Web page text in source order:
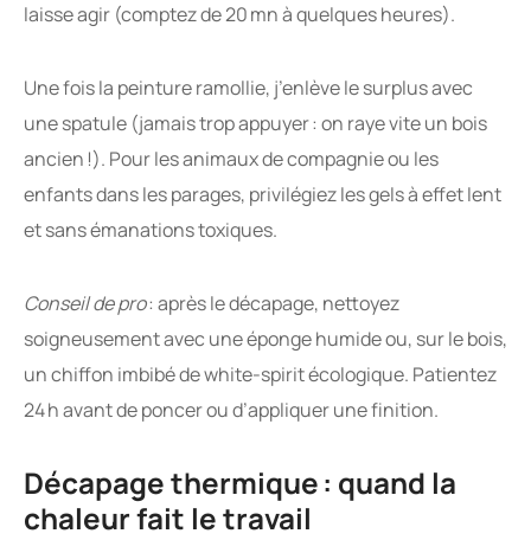
laisse agir (comptez de 20 mn à quelques heures).
Une fois la peinture ramollie, j’enlève le surplus avec
une spatule (jamais trop appuyer : on raye vite un bois
ancien !). Pour les animaux de compagnie ou les
enfants dans les parages, privilégiez les gels à effet lent
et sans émanations toxiques.
Conseil de pro: après le décapage, nettoyez
soigneusement avec une éponge humide ou, sur le bois,
un chiffon imbibé de white-spirit écologique. Patientez
24 h avant de poncer ou d’appliquer une finition.
Décapage thermique : quand la
chaleur fait le travail